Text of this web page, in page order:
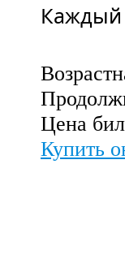
Цена
Купить